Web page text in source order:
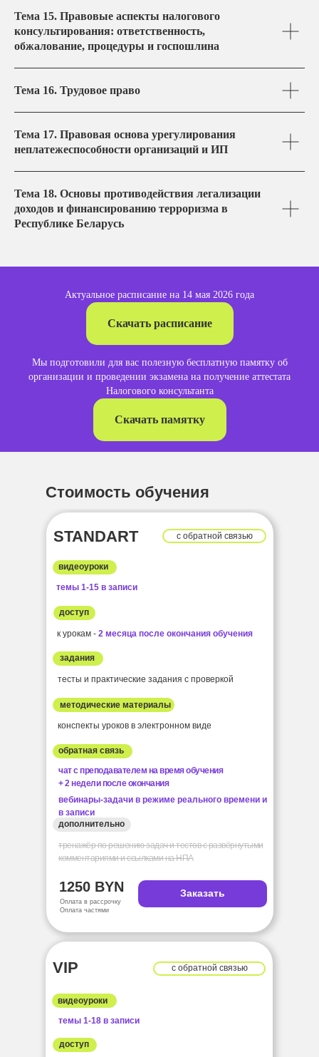
Тема 15. Правовые аспекты налогового
консультирования: ответственность,
обжалование, процедуры и госпошлина
Тема 16. Трудовое право
Тема 17. Правовая основа урегулирования
неплатежеспособности организаций и ИП
Тема 18. Основы противодействия легализации
доходов и финансированию терроризма в
Республике Беларусь
Актуальное расписание на 14 мая 2026 года
Скачать расписание
Мы подготовили для вас полезную бесплатную памятку об
организации и проведении экзамена на получение аттестата
Налогового консультанта
Скачать памятку
Стоимость обучения
STANDART
VIP
видеоуроки
темы 1-15 в записи
доступ
к урокам - 2 месяца после окончания обучения
вебинары-задачи в режиме реального времени и
в записи
задания
тесты и практические задания с проверкой
обратная связь
чат с преподавателем на время обучения
+ 2 недели после окончания
видеоуроки
темы 1-18 в записи
доступ
с обратной связью
с обратной связью
конспекты уроков в электронном виде
методические материалы
тренажёр по решению задач и тестов с развёрнутыми
комментариями и ссылками на НПА
дополнительно
Заказать
Оплата в рассрочку
Оплата частями
1250 BYN